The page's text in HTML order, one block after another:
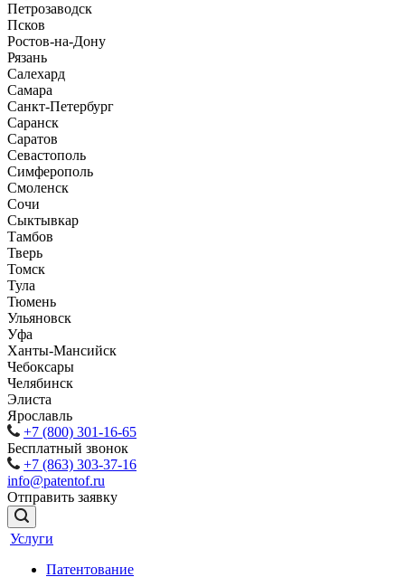
Петрозаводск
Псков
Ростов-на-Дону
Рязань
Салехард
Самара
Санкт-Петербург
Саранск
Саратов
Севастополь
Симферополь
Смоленск
Сочи
Сыктывкар
Тамбов
Тверь
Томск
Тула
Тюмень
Ульяновск
Уфа
Ханты-Мансийск
Чебоксары
Челябинск
Элиста
Ярославль
+7 (800) 301-16-65
Бесплатный звонок
+7 (863) 303-37-16
info@patentof.ru
Отправить заявку
Услуги
Патентование